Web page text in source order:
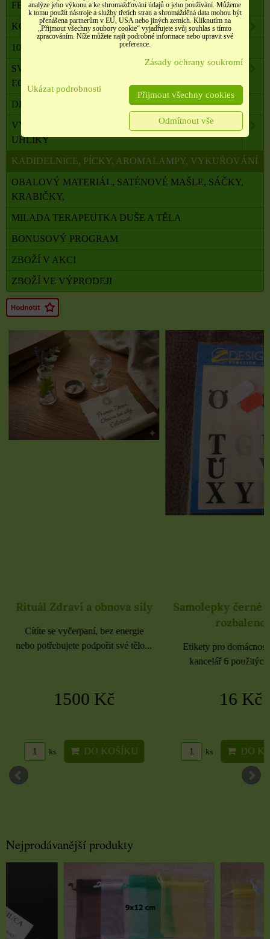
FENG SHUI, ORG. PYRAMIDY, LAPAČE SNŮ
KOMPONENTY K VÝROBĚ SVÍČEK, ŠPERKŮ
100 % PŘÍRODNÍ ESENCIÁLNÍ OLEJE SALOOS
SVÍČKY Z PALMOVÉHO A SÓJOVÉHO VOSKU
ECO
DRAHÉ A LÉČIVÉ KAMENY
VYKUŘOVADLA, VONNÉ TYČINKY A ŠIŠKY,
UHLÍKY
KADIDELNICE, PÍCKY, AROMALAMPY, VYKUŘOVÁNÍ
OBALOVÝ MATERIÁL, SATÉNOVÉ MAŠLE, SÁČKY,
KRABIČKY,
MILADA TERAPEUTKA DUŠE A TĚLA
BONUSOVÝ PROGRAM
ZBOŽÍ V AKCI
ZBOŽÍ VE VÝPRODEJI
Rituál Zdraví a obnova síly
Cítíte se vyčerpaní, bez energie
nebo potřebujete podpořit své tělo...
1500 Kč
ks DO KOŠÍKU
Samolepky černé
rozbaleno
Etikety pro
kancelář 6 použitých
16 Kč
ks DO
Nejprodávanější produkty
analýze jeho výkonu a ke shromažďování údajů o jeho používání. Můžeme
k tomu použít nástroje a služby třetích stran a shromážděná data mohou být
přenášena partnerům v EU, USA nebo jiných zemích. Kliknutím na
„Přijmout všechny soubory cookie“ vyjadřujete svůj souhlas s tímto
zpracováním. Níže můžete najít podrobné informace nebo upravit své
preference.
Zásady ochrany soukromí
Ukázat podrobnosti
Přijmout všechny cookies
Odmítnout vše